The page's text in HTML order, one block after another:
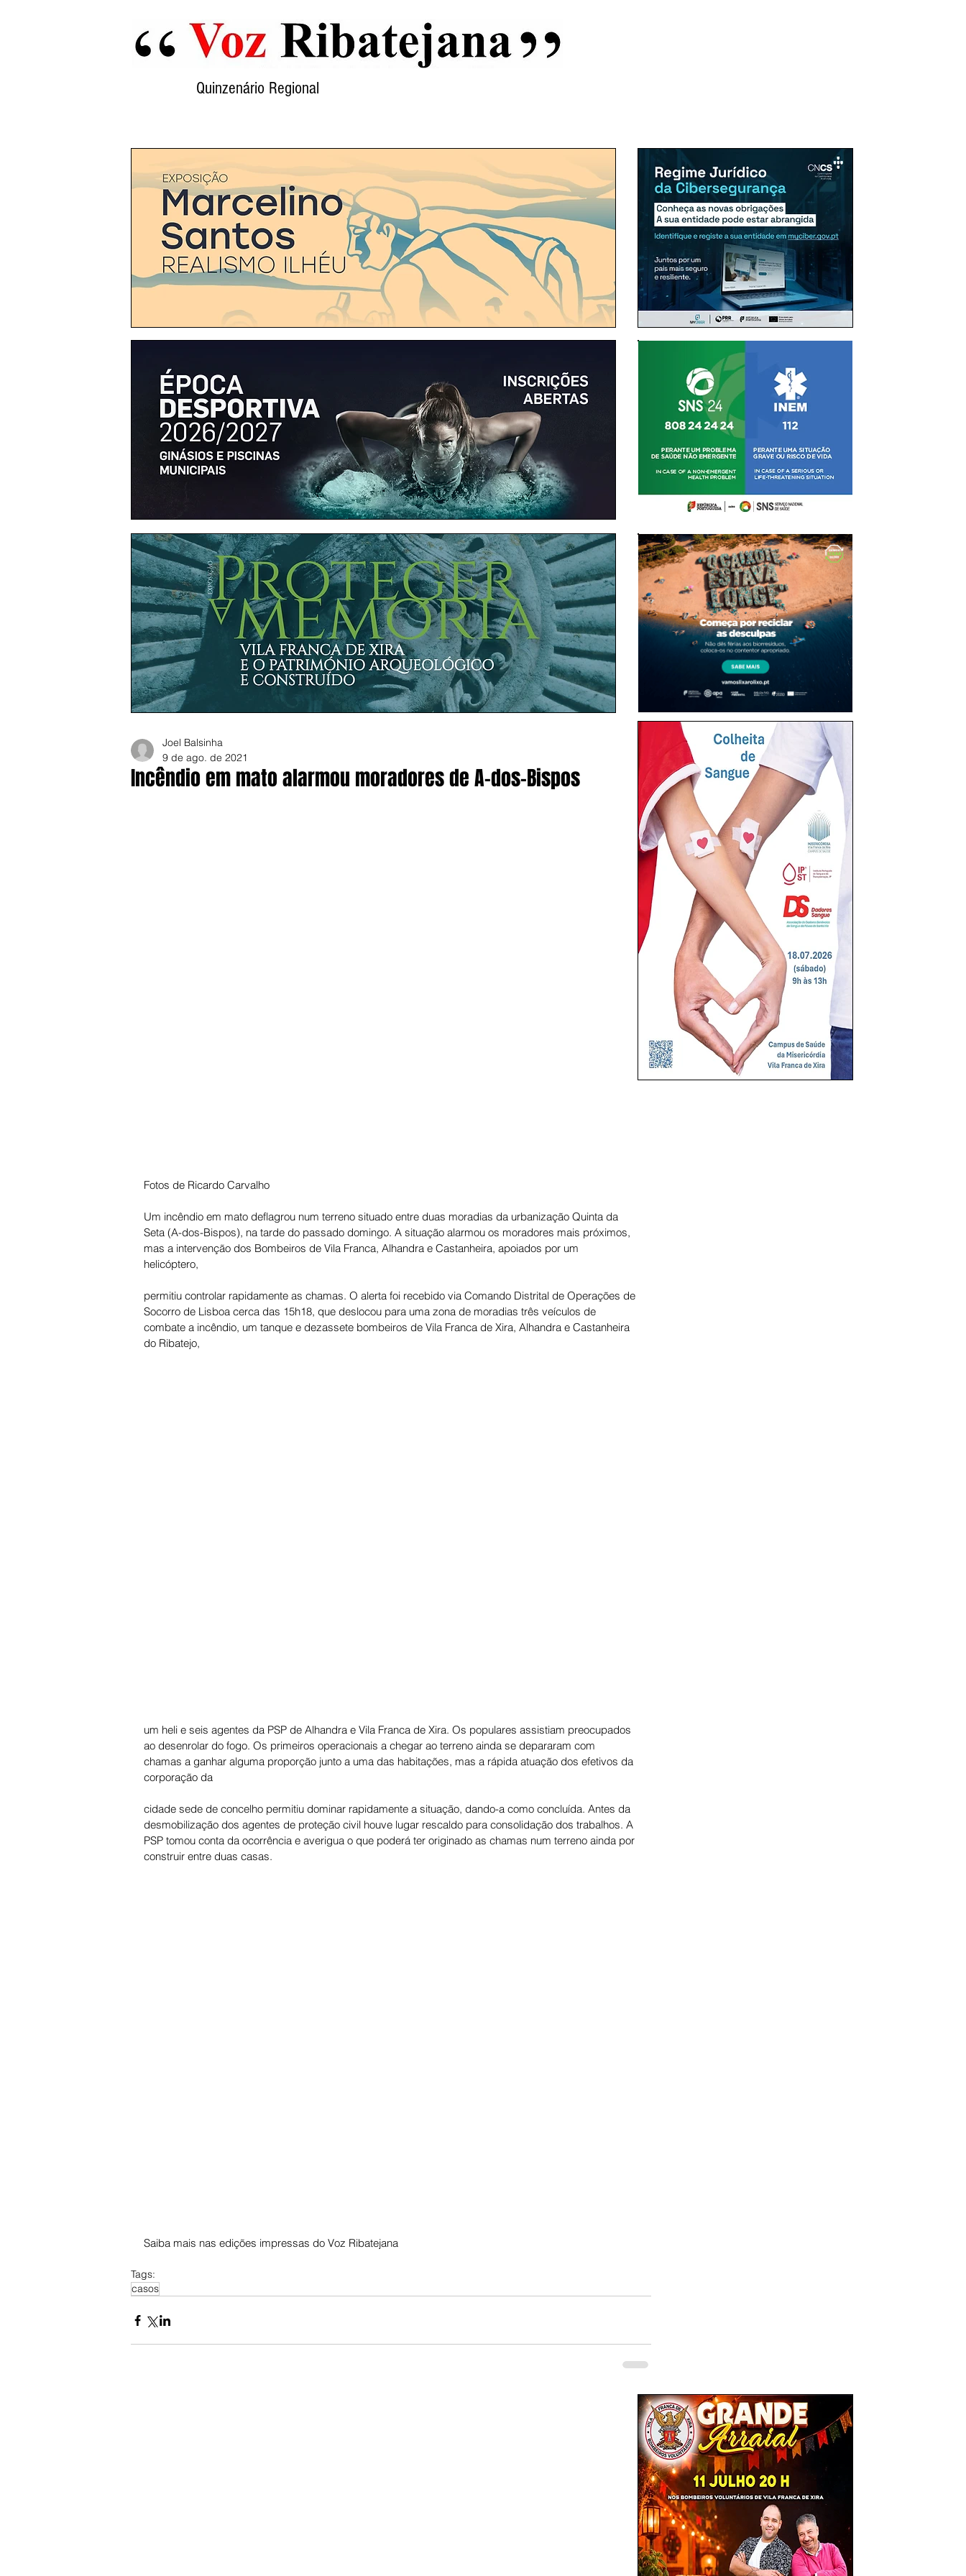
Quinzenário Regional
Incêndio em mato alarmou moradores de A-dos-Bispos
Joel Balsinha
9 de ago. de 2021
Fotos de Ricardo Carvalho
Um incêndio em mato deflagrou num terreno situado entre duas moradias da urbanização Quinta da
Seta (A-dos-Bispos), na tarde do passado domingo. A situação alarmou os moradores mais próximos,
mas a intervenção dos Bombeiros de Vila Franca, Alhandra e Castanheira, apoiados por um
helicóptero,
permitiu controlar rapidamente as chamas. O alerta foi recebido via Comando Distrital de Operações de
Socorro de Lisboa cerca das 15h18, que deslocou para uma zona de moradias três veículos de
combate a incêndio, um tanque e dezassete bombeiros de Vila Franca de Xira, Alhandra e Castanheira
do Ribatejo,
um heli e seis agentes da PSP de Alhandra e Vila Franca de Xira. Os populares assistiam preocupados
ao desenrolar do fogo. Os primeiros operacionais a chegar ao terreno ainda se depararam com
chamas a ganhar alguma proporção junto a uma das habitações, mas a rápida atuação dos efetivos da
corporação da
cidade sede de concelho permitiu dominar rapidamente a situação, dando-a como concluída. Antes da
desmobilização dos agentes de proteção civil houve lugar rescaldo para consolidação dos trabalhos. A
PSP tomou conta da ocorrência e averigua o que poderá ter originado as chamas num terreno ainda por
construir entre duas casas.
Saiba mais nas edições impressas do Voz Ribatejana
Tags:
casos